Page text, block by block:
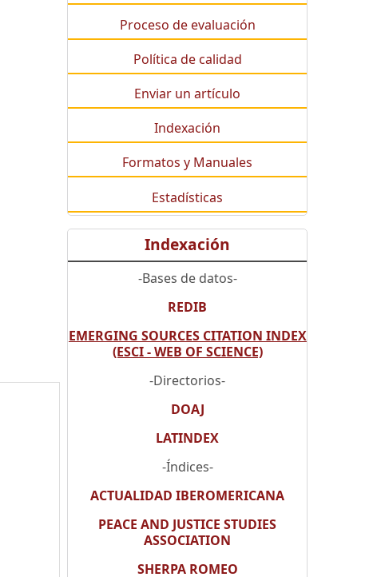
Proceso de evaluación
Política de calidad
Enviar un artículo
Indexación
Formatos y Manuales
Estadísticas
Indexación
-Bases de datos-
REDIB
EMERGING SOURCES CITATION INDEX
(ESCI - WEB OF SCIENCE)
-Directorios-
DOAJ
LATINDEX
-Índices-
ACTUALIDAD IBEROMERICANA
PEACE AND JUSTICE STUDIES
ASSOCIATION
SHERPA ROMEO